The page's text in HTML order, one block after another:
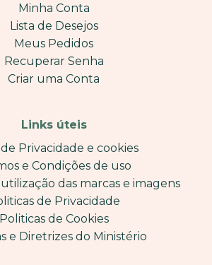
Minha Conta
Lista de Desejos
Meus Pedidos
Recuperar Senha
Criar uma Conta
Links úteis
Privacidade e cookies
e Condições de uso
das marcas e imagens
de Privacidade
Politicas de Cookies
e Diretrizes do Ministério